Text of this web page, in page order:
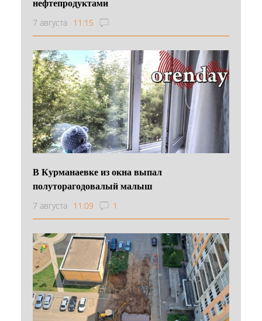
7 августа 11:15
В Курманаевке из окна выпал
полуторагодовалый малыш
7 августа 11:09 1